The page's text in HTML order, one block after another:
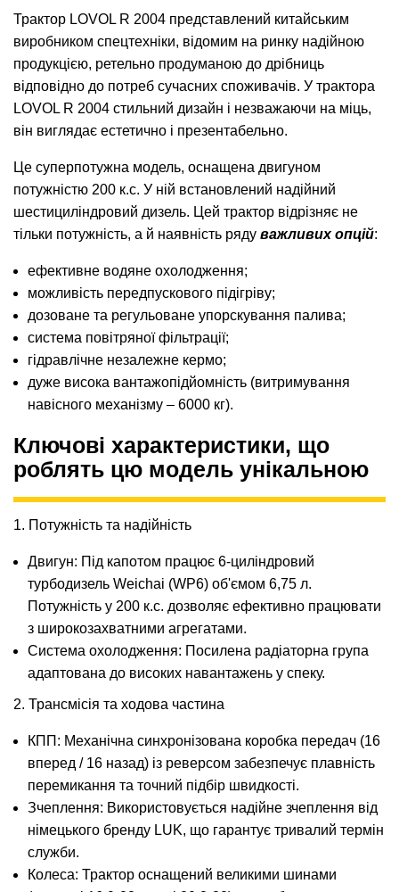
Трактор LOVOL R 2004 представлений китайським
виробником спецтехніки, відомим на ринку надійною
продукцією, ретельно продуманою до дрібниць
відповідно до потреб сучасних споживачів. У трактора
LOVOL R 2004 стильний дизайн і незважаючи на міць,
він виглядає естетично і презентабельно.
Це суперпотужна модель, оснащена двигуном
потужністю 200 к.с. У ній встановлений надійний
шестициліндровий дизель. Цей трактор відрізняє не
тільки потужність, а й наявність ряду важливих опцій:
ефективне водяне охолодження;
можливість передпускового підігріву;
дозоване та регульоване упорскування палива;
система повітряної фільтрації;
гідравлічне незалежне кермо;
дуже висока вантажопідйомність (витримування
навісного механізму – 6000 кг).
Ключові характеристики, що
роблять цю модель унікальною
1. Потужність та надійність
Двигун: Під капотом працює 6-циліндровий
турбодизель Weichai (WP6) об'ємом 6,75 л.
Потужність у 200 к.с. дозволяє ефективно працювати
з широкозахватними агрегатами.
Система охолодження: Посилена радіаторна група
адаптована до високих навантажень у спеку.
2. Трансмісія та ходова частина
КПП: Механічна синхронізована коробка передач (16
вперед / 16 назад) із реверсом забезпечує плавність
перемикання та точний підбір швидкості.
Зчеплення: Використовується надійне зчеплення від
німецького бренду LUK, що гарантує тривалий термін
служби.
Колеса: Трактор оснащений великими шинами